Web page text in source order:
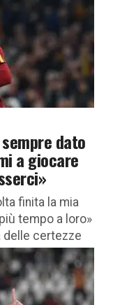
dato
a giocare
finita la mia
tempo a loro»
delle certezze